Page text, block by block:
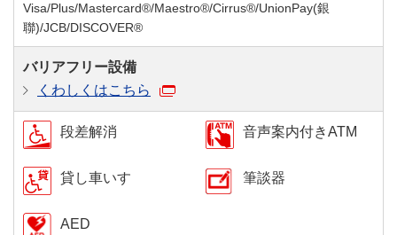
Visa/Plus/Mastercard®/Maestro®/Cirrus®/UnionPay(銀
聯)/JCB/DISCOVER®
バリアフリー設備
くわしくはこちら
段差解消 音声案内付きATM
貸し車いす 筆談器
AED